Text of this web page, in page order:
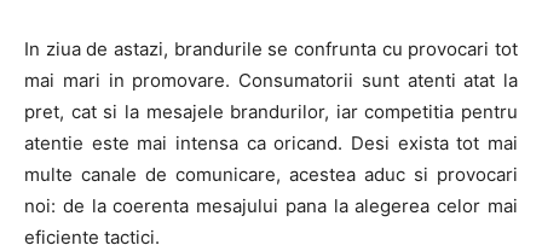
In ziua de astazi, brandurile se confrunta cu provocari tot
mai mari in promovare. Consumatorii sunt atenti atat la
pret, cat si la mesajele brandurilor, iar competitia pentru
atentie este mai intensa ca oricand. Desi exista tot mai
multe canale de comunicare, acestea aduc si provocari
noi: de la coerenta mesajului pana la alegerea celor mai
eficiente tactici.